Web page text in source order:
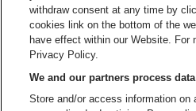
Ga
Stadsschouwburg
Nieuwstad 1,
Be-At
Schijnpoortweg 119,
withdraw consent at any time by
cookies link on the bottom of the
have effect within our Website. For
Privacy Policy.
We and our partners process
Store and/or access information on